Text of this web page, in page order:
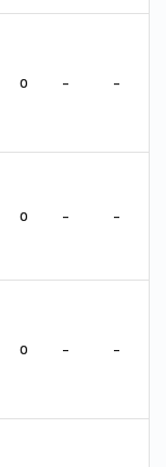
0 - -
0 - -
0 - -